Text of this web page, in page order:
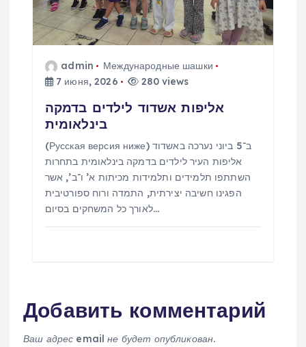
admin
Международные шашки
7 июня, 2026
280 views
אליפות אשדוד לילדים בדמקה
בינלאומית
(Русская версия ниже) ב־5 ביוני נערכה באשדוד
אליפות העיר לילדים בדמקה בינלאומית בתחרות
השתתפו תלמידים ותלמידות מכיתות א’ ו־ב’, אשר
הפגינו חשיבה יצירתית, התמדה ורוח ספורטיבית
לאורך כל המשחקים בסיום…
Добавить комментарий
Ваш адрес email не будет опубликован.